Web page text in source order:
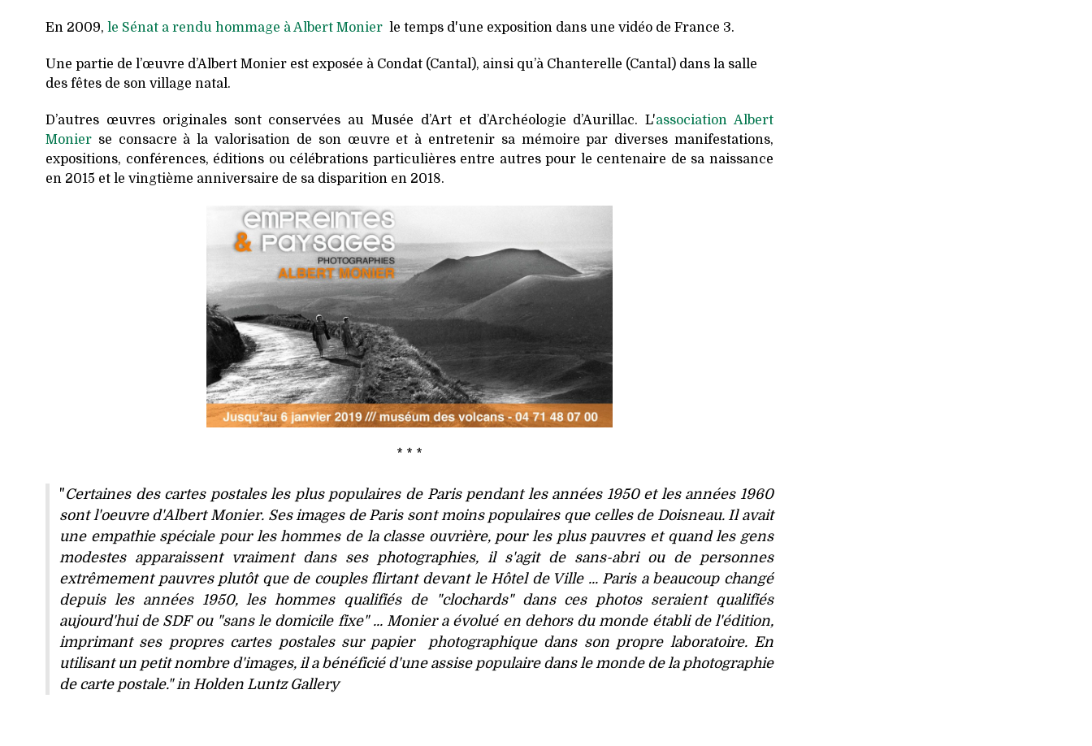
En 2009, le Sénat a rendu hommage à Albert Monier le temps d'une exposition dans une vidéo de France 3.
Une partie de l’œuvre d’Albert Monier est exposée à Condat (Cantal), ainsi qu’à Chanterelle (Cantal) dans la salle
des fêtes de son village natal.
D’autres œuvres originales sont conservées au Musée d’Art et d’Archéologie d’Aurillac. L'association Albert
Monier se consacre à la valorisation de son œuvre et à entretenir sa mémoire par diverses manifestations,
expositions, conférences, éditions ou célébrations particulières entre autres pour le centenaire de sa naissance
en 2015 et le vingtième anniversaire de sa disparition en 2018.
* * *
"Certaines des cartes postales les plus populaires de Paris pendant les années 1950 et les années 1960
sont l'oeuvre d'Albert Monier. Ses images de Paris sont moins populaires que celles de Doisneau. Il avait
une empathie spéciale pour les hommes de la classe ouvrière, pour les plus pauvres et quand les gens
modestes apparaissent vraiment dans ses photographies, il s'agit de sans-abri ou de personnes
extrêmement pauvres plutôt que de couples flirtant devant le Hôtel de Ville ... Paris a beaucoup changé
depuis les années 1950, les hommes qualifiés de "clochards" dans ces photos seraient qualifiés
aujourd'hui de SDF ou "sans le domicile fixe" ... Monier a évolué en dehors du monde établi de l'édition,
imprimant ses propres cartes postales sur papier photographique dans son propre laboratoire. En
utilisant un petit nombre d'images, il a bénéficié d'une assise populaire dans le monde de la photographie
de carte postale." in Holden Luntz Gallery